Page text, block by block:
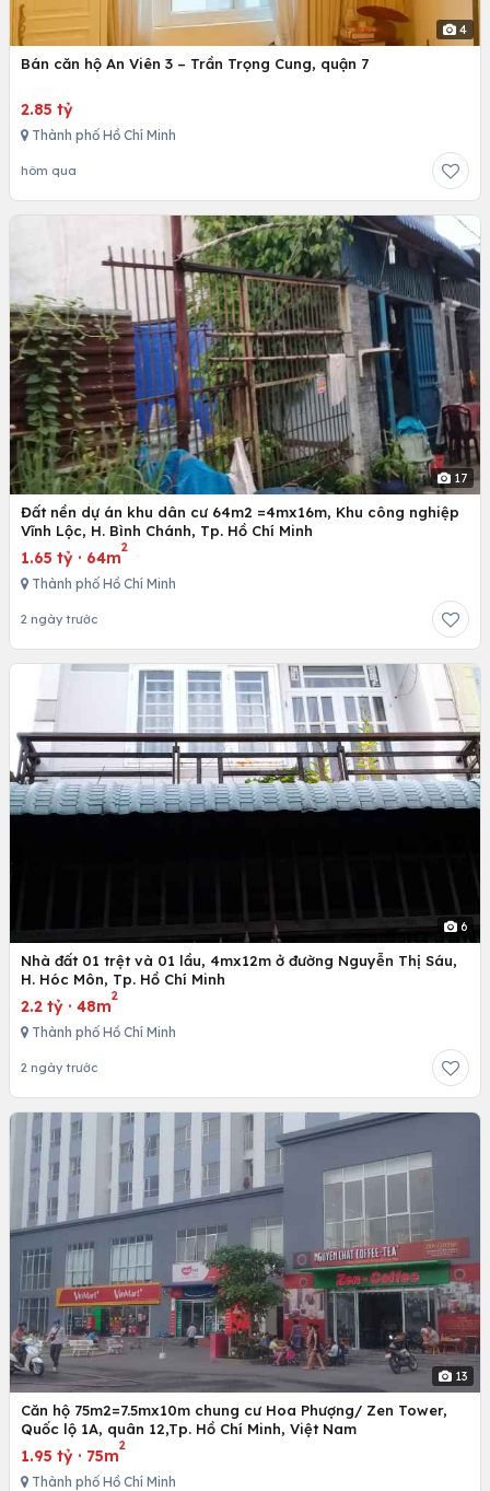
4
Bán căn hộ An Viên 3 – Trần Trọng Cung, quận 7
2.85 tỷ
Thành phố Hồ Chí Minh
hôm qua
17
Đất nền dự án khu dân cư 64m2 =4mx16m, Khu công nghiệp
Vĩnh Lộc, H. Bình Chánh, Tp. Hồ Chí Minh
1.65 tỷ · 64m
2
Thành phố Hồ Chí Minh
2 ngày trước
6
Nhà đất 01 trệt và 01 lầu, 4mx12m ở đường Nguyễn Thị Sáu,
H. Hóc Môn, Tp. Hồ Chí Minh
2.2 tỷ · 48m
2
Thành phố Hồ Chí Minh
2 ngày trước
13
Căn hộ 75m2=7.5mx10m chung cư Hoa Phượng/ Zen Tower,
Quốc lộ 1A, quân 12,Tp. Hồ Chí Minh, Việt Nam
1.95 tỷ · 75m
2
Thành phố Hồ Chí Minh